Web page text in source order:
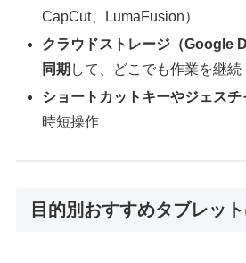
CapCut、LumaFusion）
クラウドストレージ（Google
同期 して、どこでも作業を継続
ショートカットキーやジェスチ
時短操作
目的別おすすめタブレット